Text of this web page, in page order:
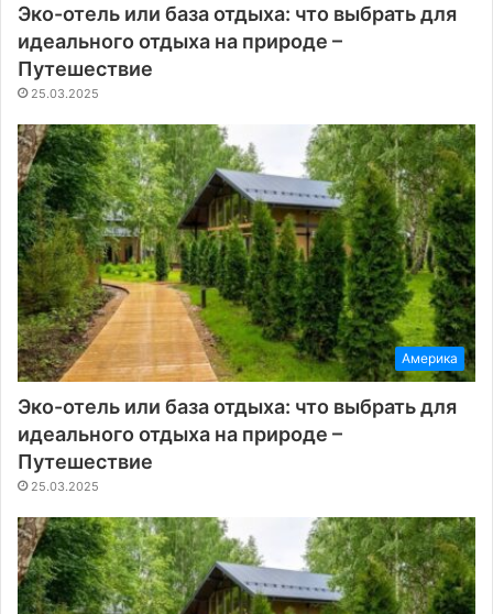
Эко-отель или база отдыха: что выбрать для
идеального отдыха на природе –
Путешествие
25.03.2025
Америка
Эко-отель или база отдыха: что выбрать для
идеального отдыха на природе –
Путешествие
25.03.2025